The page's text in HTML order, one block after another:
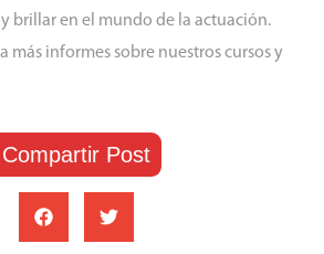
brillar en el mundo de la actuación.
más informes sobre nuestros cursos y
Compartir Post